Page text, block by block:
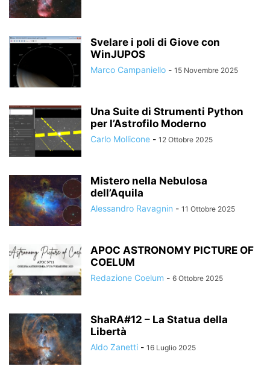
Svelare i poli di Giove con
WinJUPOS
Marco Campaniello - 15 Novembre 2025
Una Suite di Strumenti Python
per l’Astrofilo Moderno
Carlo Mollicone - 12 Ottobre 2025
Mistero nella Nebulosa
dell’Aquila
Alessandro Ravagnin - 11 Ottobre 2025
APOC ASTRONOMY PICTURE OF
COELUM
Redazione Coelum - 6 Ottobre 2025
ShaRA#12 – La Statua della
Libertà
Aldo Zanetti - 16 Luglio 2025